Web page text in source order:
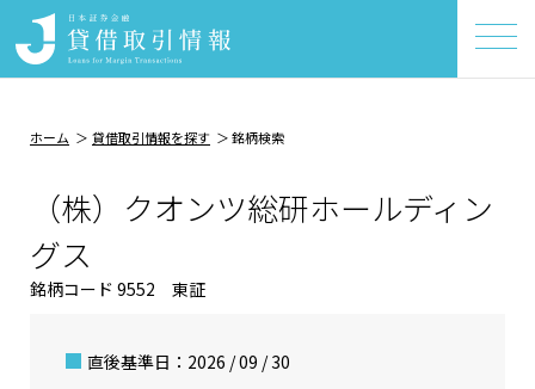
ホーム 貸借取引情報を探す 銘柄検索
（株）クオンツ総研ホールディン
グス
銘柄コード 9552 東証
直後基準日：2026 / 09 / 30